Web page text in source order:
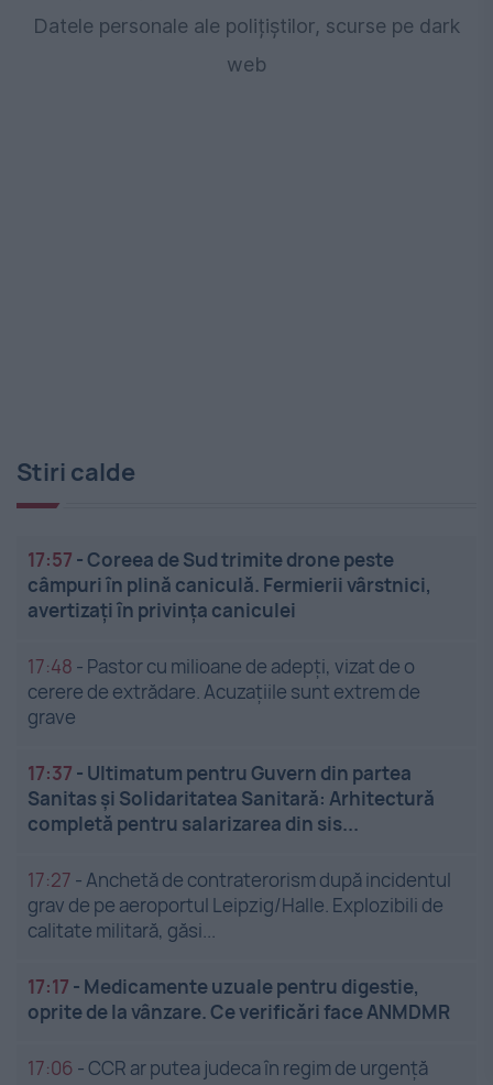
Datele personale ale polițiștilor, scurse pe dark
web
Stiri calde
17:57 -Coreea de Sud trimite drone peste
câmpuri în plină caniculă. Fermierii vârstnici,
avertizați în privința caniculei
17:48 - Pastor cu milioane de adepți, vizat de o
cerere de extrădare. Acuzațiile sunt extrem de
grave
17:37 - Ultimatum pentru Guvern din partea
Sanitas și Solidaritatea Sanitară: Arhitectură
completă pentru salarizarea din sis...
17:27 -Anchetă de contraterorism după incidentul
grav de pe aeroportul Leipzig/Halle. Explozibili de
calitate militară, găsi...
17:17 - Medicamente uzuale pentru digestie,
oprite de la vânzare. Ce verificări face ANMDMR
17:06 -CCR ar putea judeca în regim de urgență